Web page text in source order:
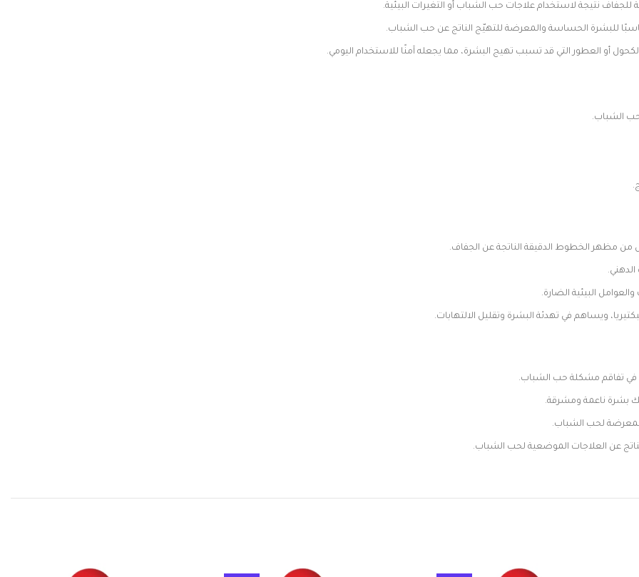
نتيجة لاستخدام علاجات حب الشباب أو التغيرات البيئية.
للبشرة الحساسة والمعرضة للتهيّج الناتج عن حب الشباب.
أو العطور التي قد تسبب تهيج البشرة، مما يجعله آمنًا للاستخدام اليومي.
الشباب.
مظهر الخطوط الدقيقة الناتجة عن الجفاف.
البيئية الضارة.
ويساهم في تهدئة البشرة وتقليل الالتهابات.
في تفاقم مشكلة حب الشباب.
بشرة ناعمة ومشرقة.
لحب الشباب.
عن العلاجات الموضعية لحب الشباب.